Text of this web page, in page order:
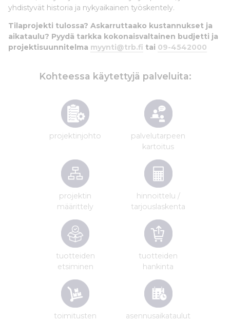
yhdistyvät historia ja nykyaikainen työskentely.
Tilaprojekti tulossa? Askarruttaako kustannukset ja
aikataulu? Pyydä tarkka kokonaisvaltainen budjetti ja
projektisuunnitelma myynti@trb.fi tai 09-4542000
Kohteessa käytettyjä palveluita:
projektinjohto
palvelutarpeen
kartoitus
projektin
määrittely
hinnoittelu /
tarjouslaskenta
tuotteiden
etsiminen
tuotteiden
hankinta
toimitusten asennus­aikataulut